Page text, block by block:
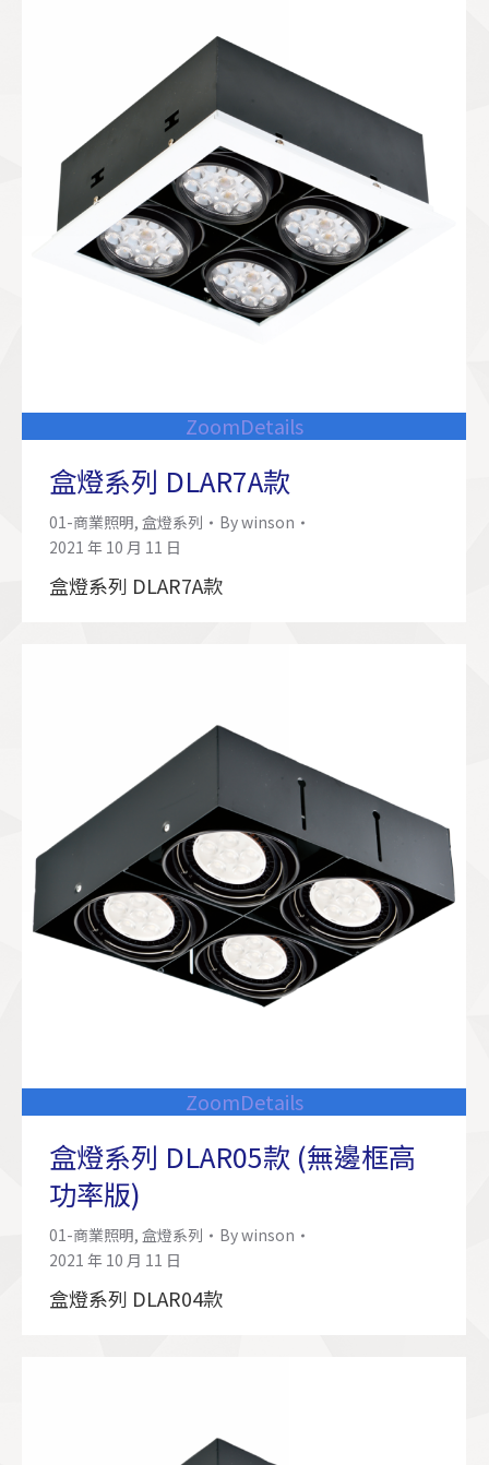
ZoomDetails
盒燈系列 DLAR7A款
01-商業照明, 盒燈系列 Bywinson
2021 年 10 月 11 日
盒燈系列 DLAR7A款
ZoomDetails
盒燈系列 DLAR05款 (無邊框高
功率版)
01-商業照明, 盒燈系列 Bywinson
2021 年 10 月 11 日
盒燈系列 DLAR04款